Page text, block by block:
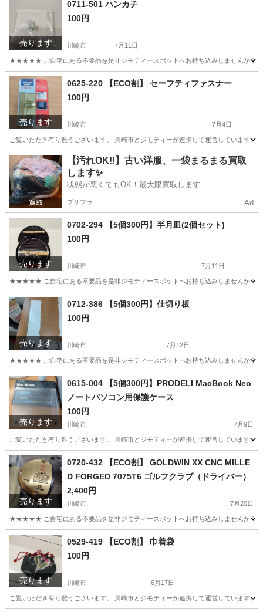
売ります
0711-501 ハンカチ
100円
川崎市 7月11日
★★★★★ ご自宅にある不要品を是非ジモティースポットへお持ち込みしませんか？
神奈川 川崎市 現地
売ります
0625-220 【ECO割】 セーフティファスナー
100円
川崎市 7月4日
ご覧いただき有り難うございます。 川崎市とジモティーが連携して運営していま
神奈川 川崎市 防災、セキュリティ リユース
【汚れOK‼️】古い洋服、一袋まるまる買取
します✨
状態が悪くてもOK！最大限買取します
プリフラ Ad
売ります
0702-294 【5個300円】半月皿(2個セット)
100円
川崎市 7月11日
★★★★★ ご自宅にある不要品を是非ジモティースポットへお持ち込みしませんか？
神奈川 川崎市 現地
売ります
0712-386 【5個300円】仕切り板
100円
川崎市 7月12日
★★★★★ ご自宅にある不要品を是非ジモティースポットへお持ち込みしませんか？
神奈川 川崎市 現地
売ります
0615-004 【5個300円】PRODELI MacBook Neo
ノートパソコン用保護ケース
100円
川崎市 7月9日
ご覧いただき有り難うございます。 川崎市とジモティーが連携して運営していま
神奈川 川崎市 リユース
売ります
0720-432 【ECO割】 GOLDWIN XX CNC MILLE
D FORGED 7075T6 ゴルフクラブ（ドライバー）
2,400円
川崎市 7月20日
★★★★★ ご自宅にある不要品を是非ジモティースポットへお持ち込みしませんか？
神奈川 川崎市
売ります
0529-419 【ECO割】 巾着袋
100円
川崎市 6月17日
ご覧いただき有り難うございます。 川崎市とジモティーが連携して運営していま